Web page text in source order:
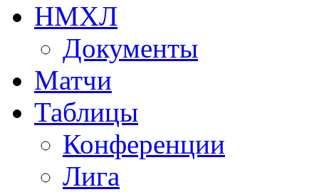
НМХЛ
Документы
Матчи
Таблицы
Конференции
Лига